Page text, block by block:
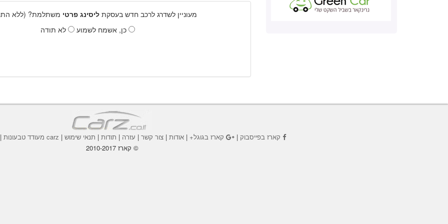
מעוניין לשדרג לרכב חדש בעסקתליסינג פרטי משתלמת? (ללא
כן, אשמח לשמוע
לא תודה
קארז בפייסבוק | קארז בגוגל+ | אודות | צור קשר | עזרה | תודות | תנאי שימוש | carz מעודד טבעונות |
© קארז 2010-2017